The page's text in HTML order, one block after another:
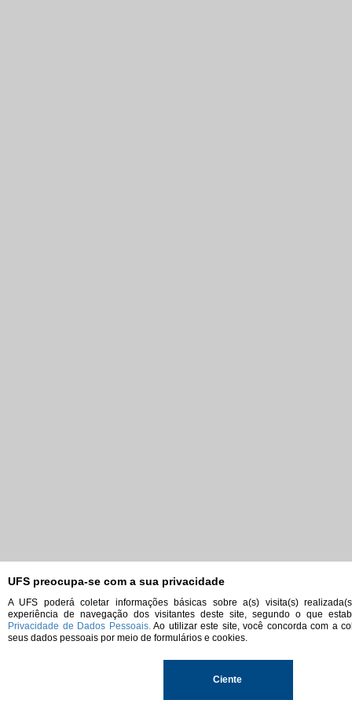
UFS preocupa-se com a sua privacidade
A UFS poderá coletar informações básicas sobre a(s) visita(s)
experiência de navegação dos visitantes deste site, segundo o que
Privacidade de Dados Pessoais.Ao utilizar este site, você concorda com a
seus dados pessoais por meio de formulários e cookies.
Ciente